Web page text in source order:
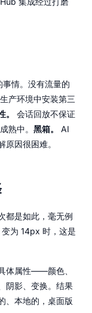
情。没有流量的
产环境中安装第三
。
会话回放不保证
熟中。 黑箱。
AI
因很困难。
都是如此，毫无例
为 14px 时，这是
体属性——颜色、
阴影、变换。结果
、本地的，桌面版